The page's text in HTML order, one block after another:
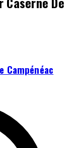
Campénéac